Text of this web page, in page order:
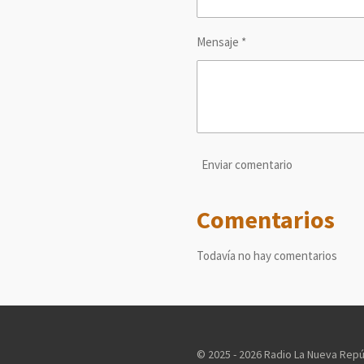
Mensaje *
Enviar comentario
Comentarios
Todavía no hay comentarios
© 2025 - 2026 Radio La Nueva